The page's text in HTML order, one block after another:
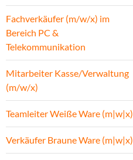
Fachverkäufer (m/w/x) im
Bereich PC &
Telekommunikation
Mitarbeiter Kasse/Verwaltung
(m/w/x)
Teamleiter Weiße Ware (m|w|x)
Verkäufer Braune Ware (m|w|x)